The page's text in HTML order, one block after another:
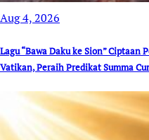
Aug 4, 2026
Lagu “Bawa Daku ke Sion” Ciptaan
Vatikan, Peraih Predikat Summa